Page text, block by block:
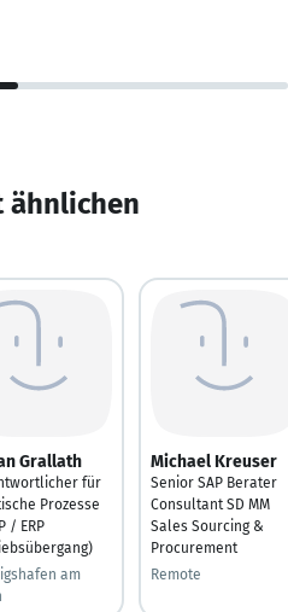
ähnlichen
Grallath
für
Prozesse
/ ERP
am
Michael Kreuser
Senior SAP Berater
Consultant SD MM
Sales Sourcing &
Procurement
Remote